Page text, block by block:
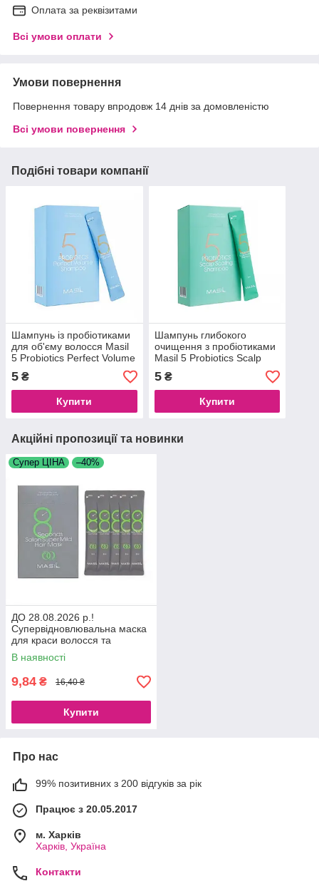
Оплата за реквізитами
Всі умови оплати
Умови повернення
Повернення товару впродовж 14 днів за домовленістю
Всі умови повернення
Подібні товари компанії
Шампунь із пробіотиками
для об'єму волосся Masil
5 Probiotics Perfect Volume
Shampoo, 8 мл
5 ₴
Купити
Шампунь глибокого
очищення з пробіотиками
Masil 5 Probiotics Scalp
Scaling Shampoo, 8 мл
5₴
Купити
Акційні пропозиції та новинки
Супер ЦІНА –40%
ДО 28.08.2026 р.!
Супервідновлювальна маска
для краси волосся та
зміцнення коренів Masil 8
Seconds Salon Super Mild
Hair Mask
В наявності
9,84 ₴ 16,40 ₴
Купити
Про нас
99% позитивних з 200 відгуків за рік
Працює з 20.05.2017
м. Харків
Харків, Україна
Контакти